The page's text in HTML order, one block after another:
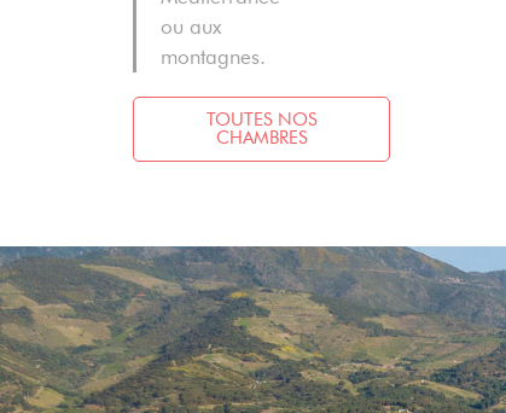
ou aux
montagnes.
TOUTES NOS
CHAMBRES